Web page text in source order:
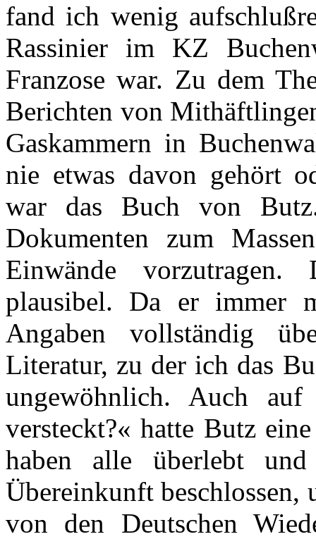
fand ich wenig
Rassinier im KZ
Franzose war. Zu dem
Berichten von
Gaskammern in
nie etwas davon gehört
war das Buch von
Dokumenten zum
Einwände
plausibel. Da er immer
Angaben vollständig
Literatur, zu der ich das
ungewöhnlich. Auch
versteckt?« hatte Butz
haben alle überlebt
Übereinkunft beschlossen,
von den Deutschen